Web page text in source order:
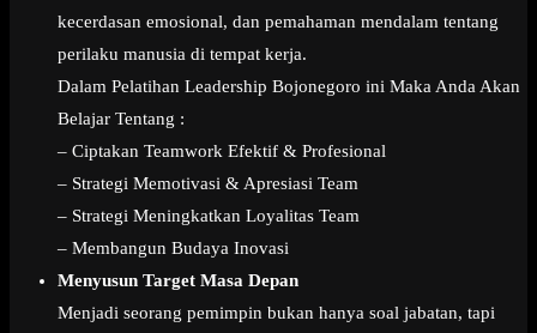
kecerdasan emosional, dan pemahaman mendalam tentang
perilaku manusia di tempat kerja.
Dalam Pelatihan Leadership Bojonegoro ini Maka Anda Akan
Belajar Tentang :
– Ciptakan Teamwork Efektif & Profesional
– Strategi Memotivasi & Apresiasi Team
– Strategi Meningkatkan Loyalitas Team
– Membangun Budaya Inovasi
Menyusun Target Masa Depan
Menjadi seorang pemimpin bukan hanya soal jabatan, tapi